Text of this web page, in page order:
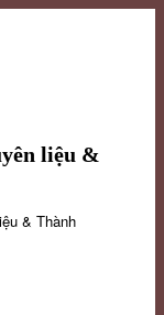
liệu &